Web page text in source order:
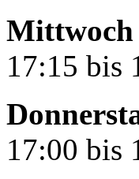
Mittwoch
17:15 bis
17:00 bis